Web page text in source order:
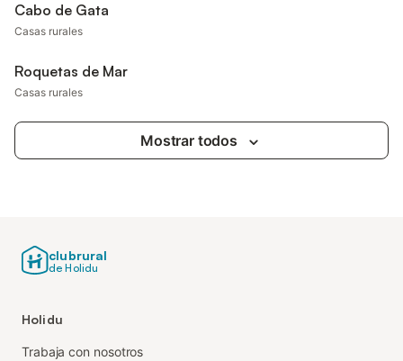
Cabo de Gata
Casas rurales
Roquetas de Mar
Casas rurales
Mostrar todos
clubrural
de Holidu
Holidu
Trabaja con nosotros